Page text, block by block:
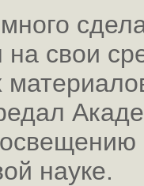
на свои
науке.